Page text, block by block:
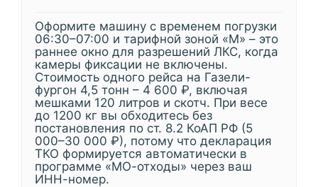
Оформите машину с временем погрузки
06:30–07:00 и тарифной зоной «М» – это
раннее окно для разрешений ЛКС, когда
камеры фиксации не включены.
Стоимость одного рейса на Газели-
фургон 4,5 тонн – 4 600 ₽, включая
мешками 120 литров и скотч. При весе
до 1200 кг вы обходитесь без
постановления по ст. 8.2 КоАП РФ (5
000–30 000 ₽), потому что декларация
ТКО формируется автоматически в
программе «МО-отходы» через ваш
ИНН-номер.